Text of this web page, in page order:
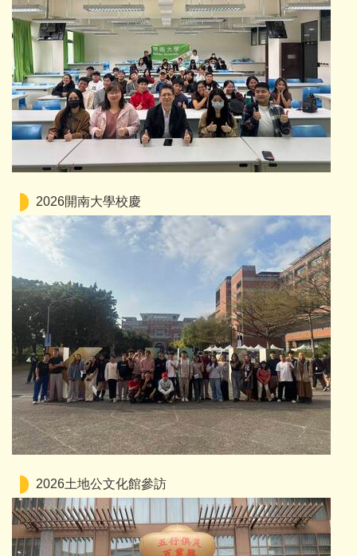
2026開南大學校慶
2026土地公文化館參訪